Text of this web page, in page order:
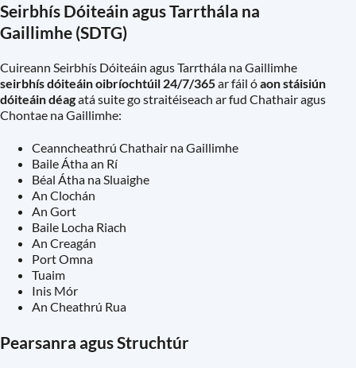
Seirbhís Dóiteáin agus Tarrthála na
Gaillimhe (SDTG)
Cuireann Seirbhís Dóiteáin agus Tarrthála na Gaillimhe
seirbhís dóiteáin oibríochtúil 24/7/365ar fáil óaon stáisiún
dóiteáin déagatá suite go straitéiseach ar fud Chathair agus
Chontae na Gaillimhe:
Ceanncheathrú Chathair na Gaillimhe
Baile Átha an Rí
Béal Átha na Sluaighe
An Clochán
An Gort
Baile Locha Riach
An Creagán
Port Omna
Tuaim
Inis Mór
An Cheathrú Rua
Pearsanra agus Struchtúr